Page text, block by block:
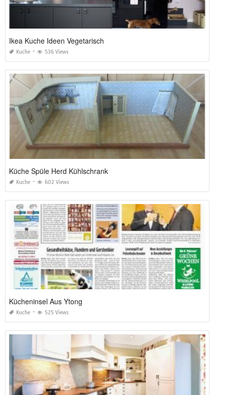
Ikea Kuche Ideen Vegetarisch
Kuche 536 Views
Küche Spüle Herd Kühlschrank
Kuche 602 Views
Kücheninsel Aus Ytong
Kuche 525 Views